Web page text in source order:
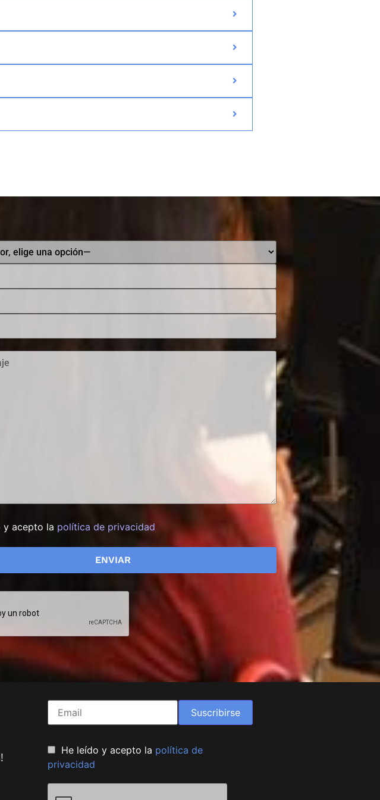
y acepto la política de privacidad
Suscribirse
He leído y acepto la política de
privacidad